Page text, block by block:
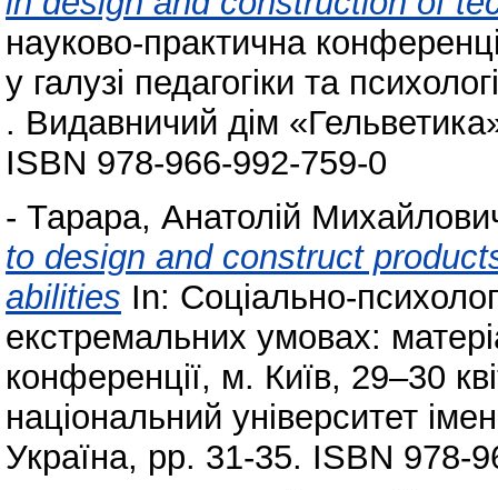
науково-практична
у галузі педагогіки та
. Видавничий дім
ISBN 978-966-992-759-0
- Тарара, Анатолій
to design and construct
abilities In: Соціально-
екстремальних умовах:
конференції, м. Київ, 29–30
національний університет
Україна, pp. 31-35. ISBN 978-